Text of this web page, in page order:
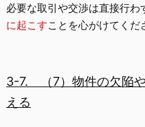
必要な取引や交渉は直接行わ
に起こすことを心がけてくだ
3-7. （7）物件の欠陥
える